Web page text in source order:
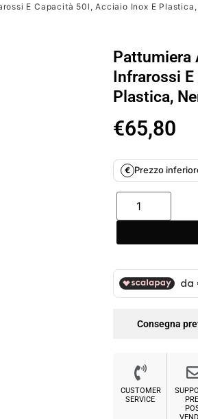
E Capacità 50l, Acciaio Inox E
Pattumiera
Infrarossi
Plastica,
€65,80
€ Prezzo
Consegna
CUSTOMER
SERVICE